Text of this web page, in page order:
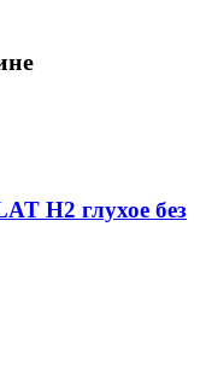
H2 глухое без